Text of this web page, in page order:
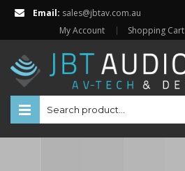
Email: sales@jbtav.com.au
My Account
Shopping Cart
HOME